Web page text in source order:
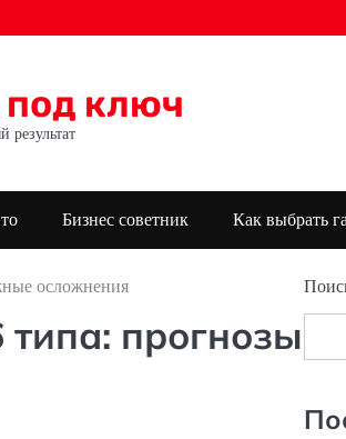
под ключ
результат
Бизнес советник Как выбрать
осложнения
прогнозы